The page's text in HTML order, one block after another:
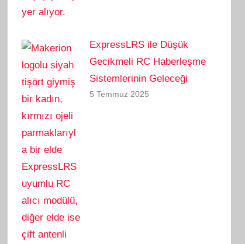
ExpressLRS ile Düşük
Gecikmeli RC Haberleşme
Sistemlerinin Geleceği
5 Temmuz 2025